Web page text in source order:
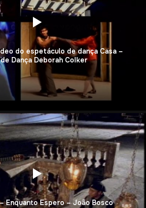
do espetáculo de dança Casa –
de Dança Deborah Colker
Enquanto Espero – João Bosco